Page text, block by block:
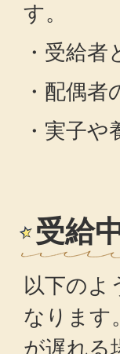
す。
・受給
・配偶
・実子
受給
以下のよ
なります
が遅れる